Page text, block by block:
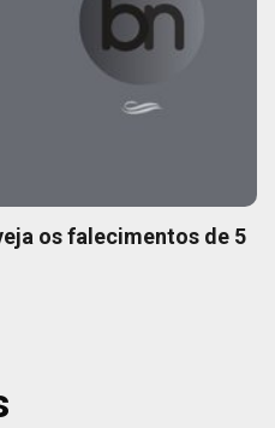
os falecimentos de 5